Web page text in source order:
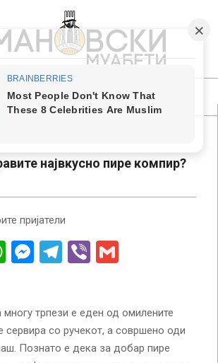
највкусно пире компир?
пријатели
WhatsApp
Messenger
Telegram
Viber
трпези е еден од омилените
сервира со ручекот, а совршено оди
Познато е дека за добар пире